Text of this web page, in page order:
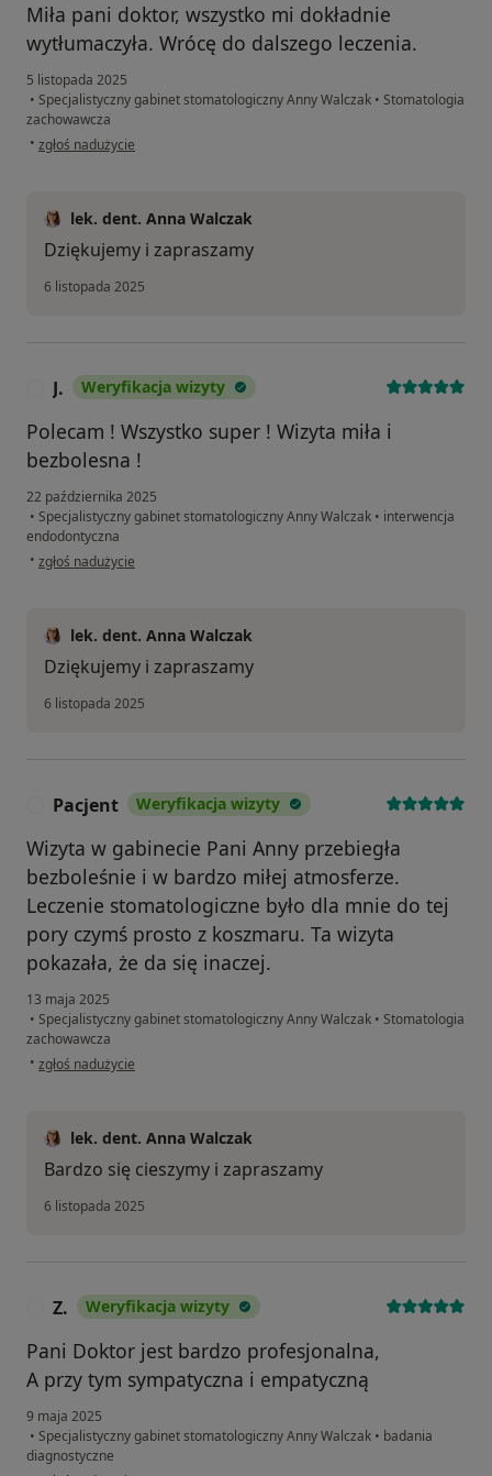
Miła pani doktor, wszystko mi dokładnie
wytłumaczyła. Wrócę do dalszego leczenia.
5 listopada 2025
• Specjalistyczny gabinet stomatologiczny Anny Walczak • Stomatologia
zachowawcza
• w opinii użytkownika Julia
zgłoś nadużycie
lek. dent. Anna Walczak
Dziękujemy i zapraszamy
6 listopada 2025
J. Weryfikacja wizyty
Polecam ! Wszystko super ! Wizyta miła i
bezbolesna !
22 października 2025
• Specjalistyczny gabinet stomatologiczny Anny Walczak • interwencja
endodontyczna
• w opinii użytkownika J.
zgłoś nadużycie
lek. dent. Anna Walczak
Dziękujemy i zapraszamy
6 listopada 2025
Pacjent Weryfikacja wizyty
Wizyta w gabinecie Pani Anny przebiegła
bezboleśnie i w bardzo miłej atmosferze.
Leczenie stomatologiczne było dla mnie do tej
pory czymś prosto z koszmaru. Ta wizyta
pokazała, że da się inaczej.
13 maja 2025
• Specjalistyczny gabinet stomatologiczny Anny Walczak • Stomatologia
zachowawcza
• w opinii użytkownika Pacjent
zgłoś nadużycie
lek. dent. Anna Walczak
Bardzo się cieszymy i zapraszamy
6 listopada 2025
Z. Weryfikacja wizyty
Pani Doktor jest bardzo profesjonalna,
A przy tym sympatyczna i empatyczną
9 maja 2025
• Specjalistyczny gabinet stomatologiczny Anny Walczak • badania
diagnostyczne